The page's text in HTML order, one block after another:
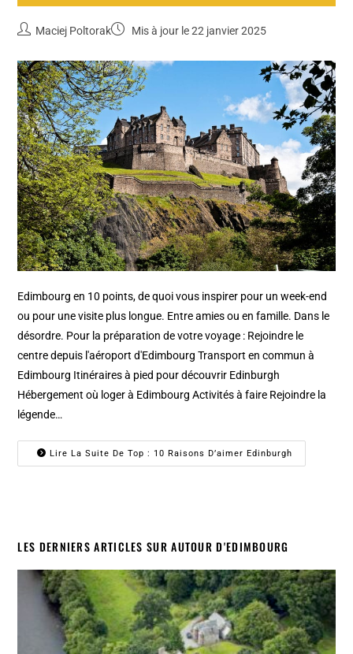
Maciej Poltorak Mis à jour le 22 janvier 2025
Edimbourg en 10 points, de quoi vous inspirer pour un week-end
ou pour une visite plus longue. Entre amies ou en famille. Dans le
désordre. Pour la préparation de votre voyage : Rejoindre le
centre depuis l'aéroport d'Edimbourg Transport en commun à
Edimbourg Itinéraires à pied pour découvrir Edinburgh
Hébergement où loger à Edimbourg Activités à faire Rejoindre la
légende…
Lire La Suite De Top : 10 Raisons D’aimer Edinburgh
LES DERNIERS ARTICLES SUR AUTOUR D'EDIMBOURG